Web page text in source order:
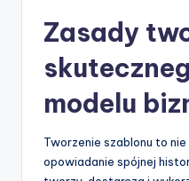
Zasady
modelu
Tworzenie szablonu to
opowiadanie spójnej